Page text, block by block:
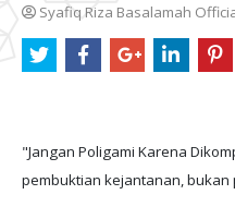
Syafiq Riza Basalamah
"Jangan Poligami Karena